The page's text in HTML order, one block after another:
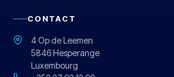
CONTACT
4 Op de Leemen
5846 Hesperange
Luxembourg